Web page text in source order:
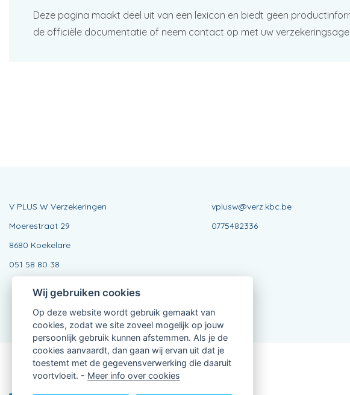
Deze pagina maakt deel uit van een lexicon en biedt geen
de officiële documentatie of neem contact op met uw
V PLUS W Verzekeringen
Moerestraat 29
8680 Koekelare
051 58 80 38
vplusw@verz.kbc.be
0775482336
Verbonden Agent, 0775482336
van KBC Verzekeringen nv
Wij gebruiken cookies
Op deze website wordt gebruik gemaakt van
cookies, zodat we site zoveel mogelijk op jouw
persoonlijk gebruik kunnen afstemmen. Als je de
cookies aanvaardt, dan gaan wij ervan uit dat je
toestemt met de gegevensverwerking die daaruit
voortvloeit. - Meer info over cookies